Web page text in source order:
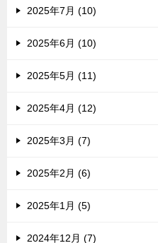
2025年7月 (10)
2025年6月 (10)
2025年5月 (11)
2025年4月 (12)
2025年3月 (7)
2025年2月 (6)
2025年1月 (5)
2024年12月 (7)